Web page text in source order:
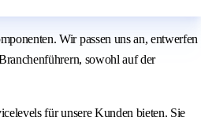
Wir passen uns an, entwerfen
sowohl auf der
für unsere Kunden bieten. Sie